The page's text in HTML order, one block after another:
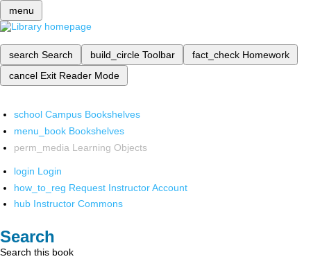
menu
search Search build_circle Toolbar fact_check Homework
cancel Exit Reader Mode
school Campus Bookshelves
menu_book Bookshelves
perm_media Learning Objects
login Login
how_to_reg Request Instructor Account
hub Instructor Commons
Search
Search this book